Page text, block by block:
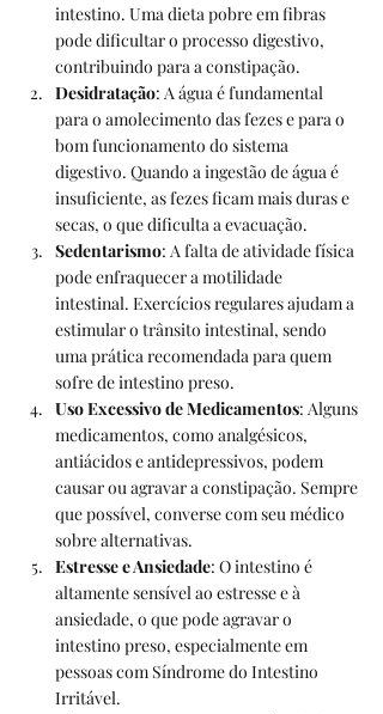
intestino. Uma dieta pobre em fibras
pode dificultar o processo digestivo,
contribuindo para a constipação.
Desidratação: A água é fundamental
para o amolecimento das fezes e para o
bom funcionamento do sistema
digestivo. Quando a ingestão de água é
insuficiente, as fezes ficam mais duras e
secas, o que dificulta a evacuação.
Sedentarismo: A falta de atividade física
pode enfraquecer a motilidade
intestinal. Exercícios regulares ajudam a
estimular o trânsito intestinal, sendo
uma prática recomendada para quem
sofre de intestino preso.
Uso Excessivo de Medicamentos: Alguns
medicamentos, como analgésicos,
antiácidos e antidepressivos, podem
causar ou agravar a constipação. Sempre
que possível, converse com seu médico
sobre alternativas.
Estresse e Ansiedade: O intestino é
altamente sensível ao estresse e à
ansiedade, o que pode agravar o
intestino preso, especialmente em
pessoas com Síndrome do Intestino
Irritável.